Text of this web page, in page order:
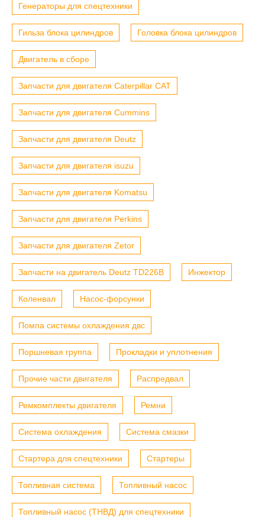
Генераторы для спецтехники
Гильза блока цилиндров Головка блока цилиндров
Двигатель в сборе
Запчасти для двигателя Caterpillar CAT
Запчасти для двигателя Cummins
Запчасти для двигателя Deutz
Запчасти для двигателя isuzu
Запчасти для двигателя Komatsu
Запчасти для двигателя Perkins
Запчасти для двигателя Zetor
Запчасти на двигатель Deutz TD226B Инжектор
Коленвал Насос-форсунки
Помпа системы охлаждения двс
Поршневая группа Прокладки и уплотнения
Прочие части двигателя Распредвал
Ремкомплекты двигателя Ремни
Система охлаждения Система смазки
Стартера для спецтехники Стартеры
Топливная система Топливный насос
Топливный насос (ТНВД) для спецтехники